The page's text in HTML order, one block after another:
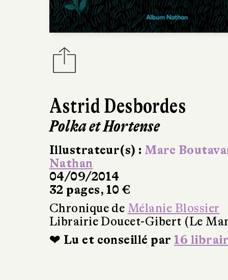
Astrid Desbordes
Polka et Hortense
Illustrateur(s) : Marc
Nathan
04/09/2014
32 pages, 10 €
Chronique de Mélanie Blossier
Librairie Doucet-Gibert (Le
❤ Lu et conseillé par 16